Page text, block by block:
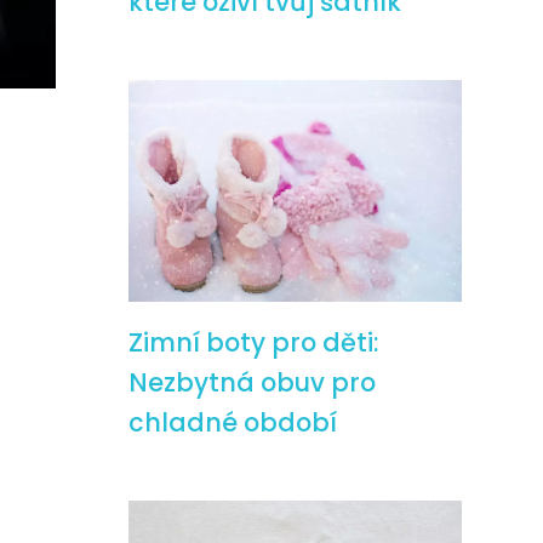
Zimní boty pro děti:
Nezbytná obuv pro
chladné období